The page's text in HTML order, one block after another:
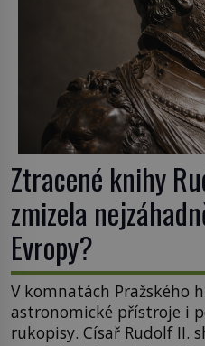
Ztracené knihy
zmizela
Evropy?
V komnatách Pražského
astronomické přístroje i
rukopisy. Císař Rudolf II.